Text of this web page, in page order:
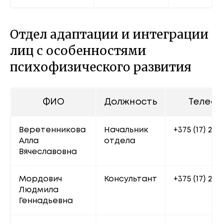
Отдел адаптации и интеграции
лиц с особенностями
психофизического развития
ФИО Должность
Веретенникова
Алла
Вячеславовна
Начальник
отдела
+375 (17)
Мордович
Людмила
Геннадьевна
Консультант +375 (17)